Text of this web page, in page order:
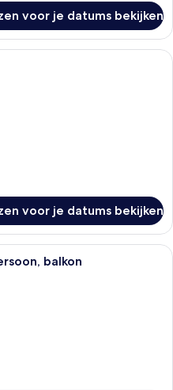
voor je datums bekijken
Een moderne hotelkamer met een
voor je datums bekijken
Een moderne hotelkamer met een
balkon